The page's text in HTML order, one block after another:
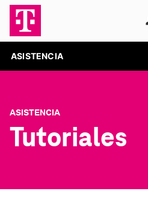
ASISTENCIA
ASISTENCIA
Tutoriales